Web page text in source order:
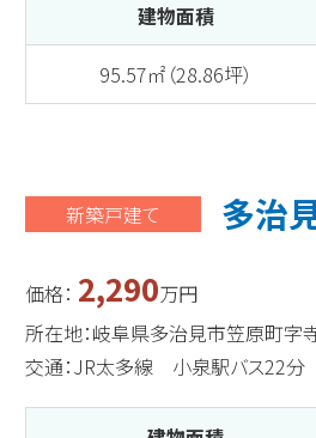
建物面積
95.57㎡（28.86坪）
新築戸建て 多治
価格： 2,290万円
所在地：岐阜県多治見市笠原町字
交通：JR太多線 小泉駅バス22